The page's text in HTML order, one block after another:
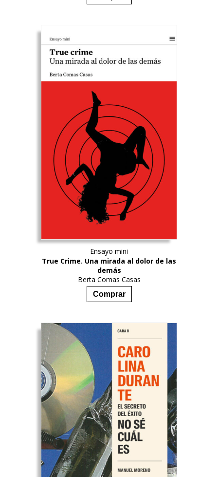
Ensayo mini
True Crime. Una mirada al dolor de las
demás
Berta Comas Casas
14,90€
Comprar